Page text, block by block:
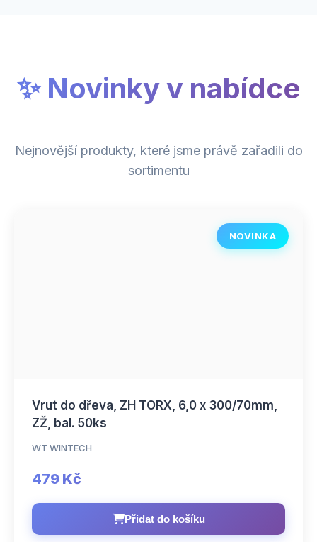
✨ Novinky v nabídce
Nejnovější produkty, které jsme právě zařadili do
sortimentu
NOVINKA
Vrut do dřeva, ZH TORX, 6,0 x 300/70mm,
ZŽ, bal. 50ks
WT WINTECH
479 Kč
Přidat do košíku